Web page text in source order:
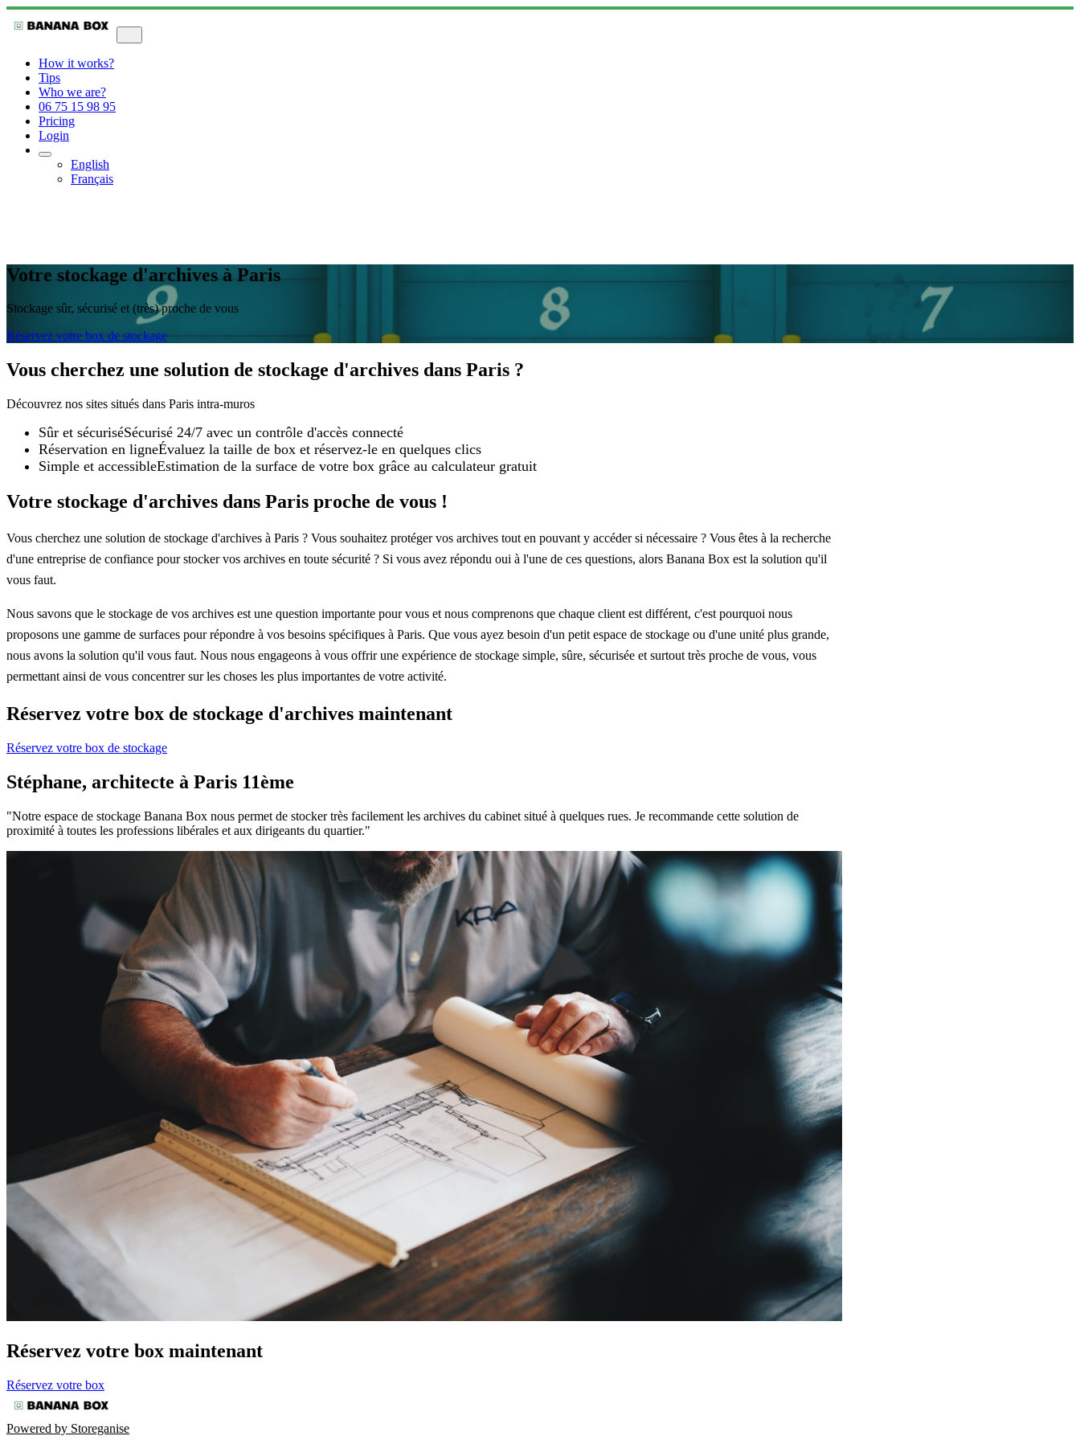
How it works?
Tips
Who we are?
06 75 15 98 95
Pricing
Login
English
Français
Votre stockage d'archives à Paris
Stockage sûr, sécurisé et (très) proche de vous
Réservez votre box de stockage
Vous cherchez une solution de stockage d'archives dans Paris ?
Découvrez nos sites situés dans Paris intra-muros
Sûr et sécuriséSécurisé 24/7 avec un contrôle d'accès connecté
Réservation en ligneÉvaluez la taille de box et réservez-le en quelques clics
Simple et accessibleEstimation de la surface de votre box grâce au calculateur gratuit
Votre stockage d'archives dans Paris proche de vous !
Vous cherchez une solution de stockage d'archives à Paris ? Vous souhaitez protéger vos archives tout en pouvant y accéder si nécessaire ? Vous êtes à la recherche
d'une entreprise de confiance pour stocker vos archives en toute sécurité ? Si vous avez répondu oui à l'une de ces questions, alors Banana Box est la solution qu'il
vous faut.
Nous savons que le stockage de vos archives est une question importante pour vous et nous comprenons que chaque client est différent, c'est pourquoi nous
proposons une gamme de surfaces pour répondre à vos besoins spécifiques à Paris. Que vous ayez besoin d'un petit espace de stockage ou d'une unité plus grande,
nous avons la solution qu'il vous faut. Nous nous engageons à vous offrir une expérience de stockage simple, sûre, sécurisée et surtout très proche de vous, vous
permettant ainsi de vous concentrer sur les choses les plus importantes de votre activité.
Réservez votre box de stockage d'archives maintenant
Réservez votre box de stockage
Stéphane, architecte à Paris 11ème
"Notre espace de stockage Banana Box nous permet de stocker très facilement les archives du cabinet situé à quelques rues. Je recommande cette solution de
proximité à toutes les professions libérales et aux dirigeants du quartier."
Réservez votre box maintenant
Réservez votre box
Powered by Storeganise